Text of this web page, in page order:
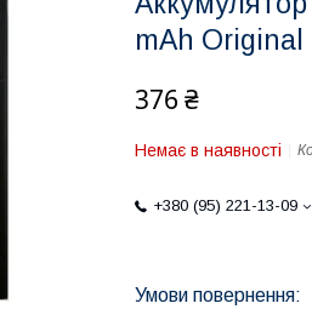
mAh Original
376 ₴
Немає в наявності
+380 (95) 221-13-09